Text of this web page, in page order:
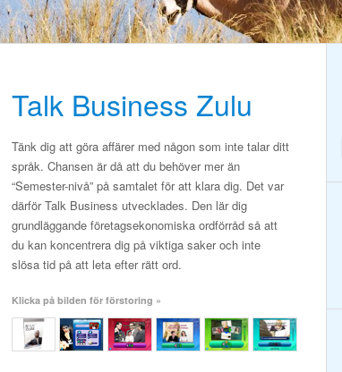
Talk Business Zulu
Tänk dig att göra affärer med någon som inte talar ditt
språk. Chansen är då att du behöver mer än
“Semester-nivå” på samtalet för att klara dig. Det var
därför Talk Business utvecklades. Den lär dig
grundläggande företagsekonomiska ordförråd så att
du kan koncentrera dig på viktiga saker och inte
slösa tid på att leta efter rätt ord.
Klicka på bilden för förstoring »